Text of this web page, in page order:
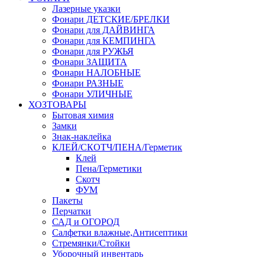
Лазерные указки
Фонари ДЕТСКИЕ/БРЕЛКИ
Фонари для ДАЙВИНГА
Фонари для КЕМПИНГА
Фонари для РУЖЬЯ
Фонари ЗАЩИТА
Фонари НАЛОБНЫЕ
Фонари РАЗНЫЕ
Фонари УЛИЧНЫЕ
ХОЗТОВАРЫ
Бытовая химия
Замки
Знак-наклейка
КЛЕЙ/СКОТЧ/ПЕНА/Герметик
Клей
Пена/Герметики
Скотч
ФУМ
Пакеты
Перчатки
САД и ОГОРОД
Салфетки влажные,Антисептики
Стремянки/Стойки
Уборочный инвентарь